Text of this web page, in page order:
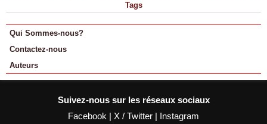
Tags
Qui Sommes-nous?
Contactez-nous
Auteurs
Suivez-nous sur les réseaux sociaux
Facebook | X / Twitter | Instagram